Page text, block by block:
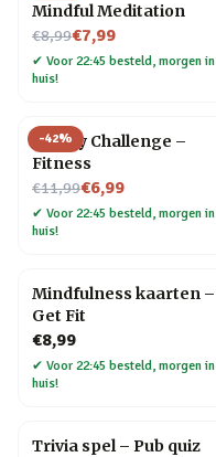
Mindful Meditation
€8,99
Nu voor€7,99
✔ Voor 22:45 besteld, morgen in
huis!
-42%
30 Day Challenge –
Fitness
€11,99
Nu voor€6,99
✔ Voor 22:45 besteld, morgen in
huis!
Mindfulness kaarten –
Get Fit
€8,99
✔ Voor 22:45 besteld, morgen in
huis!
Trivia spel – Pub quiz